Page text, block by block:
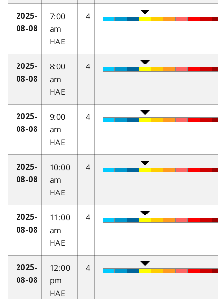
2025-
08-08
7:00
am
HAE
4
2025-
08-08
8:00
am
HAE
4
2025-
08-08
9:00
am
HAE
4
2025-
08-08
10:00
am
HAE
4
2025-
08-08
11:00
am
HAE
4
2025-
08-08
12:00
pm
HAE
4